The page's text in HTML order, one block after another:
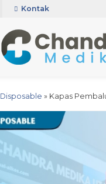
Kontak
Disposable » Kapas